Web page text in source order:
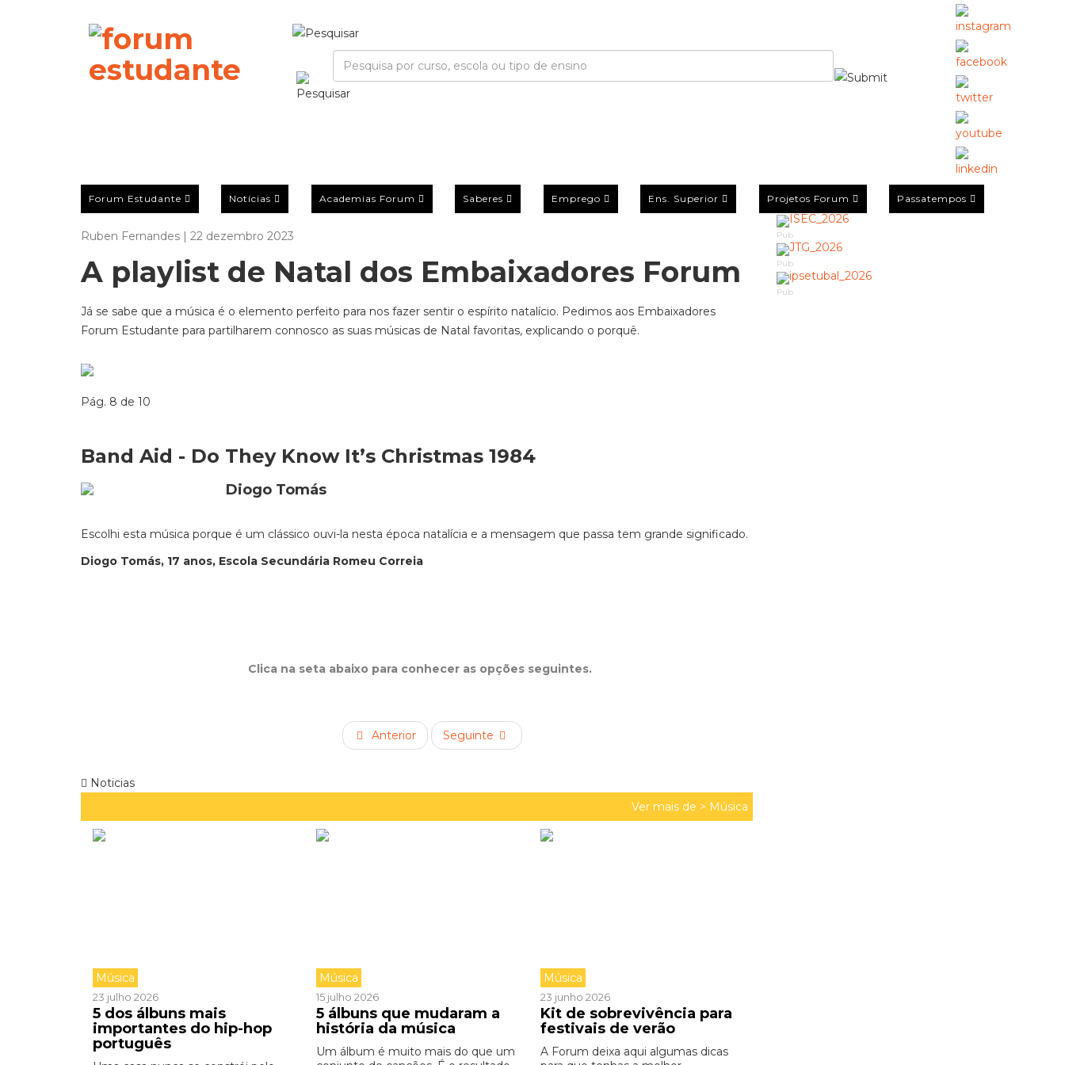
Forum Estudante Notícias Academias Forum Saberes Emprego Ens. Superior Projetos Forum Passatempos
Ruben Fernandes | 22 dezembro 2023
A playlist de Natal dos Embaixadores Forum
Já se sabe que a música é o elemento perfeito para nos fazer sentir o espírito natalício. Pedimos aos Embaixadores
Forum Estudante para partilharem connosco as suas músicas de Natal favoritas, explicando o porquê.
Pág. 8 de 10
Band Aid - Do They Know It’s Christmas 1984
Escolhi esta música porque é um clássico ouvi-la nesta época natalícia e a mensagem que passa tem grande significado.
Diogo Tomás, 17 anos, Escola Secundária Romeu Correia
Clica na seta abaixo para conhecer as opções seguintes.
Anterior Seguinte
Noticias
Ver mais de > Música
Música
23 julho 2026
5 dos álbuns mais
importantes do hip-hop
português
Música
15 julho 2026
5 álbuns que mudaram a
história da música
Um álbum é muito mais do que um
Música
23 junho 2026
Kit de sobrevivência para
festivais de verão
A Forum deixa aqui algumas dicas
Pub
Pub
Pub